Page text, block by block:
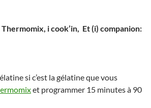
i cook’in, Et (i) companion:
si c’est la gélatine que vous
et programmer 15 minutes à 90